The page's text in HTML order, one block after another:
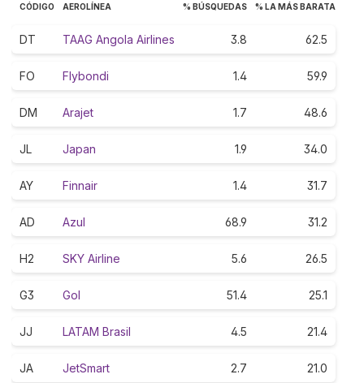
CÓDIGO AEROLÍNEA % BÚSQUEDAS % LA MÁS BARATA
DT TAAG Angola Airlines 3.8 62.5
FO Flybondi 1.4 59.9
DM Arajet 1.7 48.6
JL Japan 1.9 34.0
AY Finnair 1.4 31.7
AD Azul 68.9 31.2
H2 SKY Airline 5.6 26.5
G3 Gol 51.4 25.1
JJ LATAM Brasil 4.5 21.4
JA JetSmart 2.7 21.0